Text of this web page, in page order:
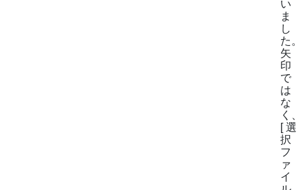
い
ま
し
た。
矢
印
で
は
な
く、
[ 選
択
フ
ァ
イ